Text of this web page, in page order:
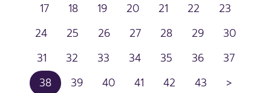
17
18 19 20 21 22
23
24
25 26 27 28 29
30
31
32 33 34 35 36
37
38
39 40 41 42 43 >